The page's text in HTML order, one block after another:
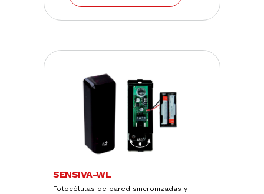
SENSIVA-WL
Fotocélulas de pared sincronizadas y